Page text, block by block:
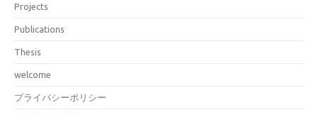
Projects
Publications
Thesis
welcome
プライバシーポリシー